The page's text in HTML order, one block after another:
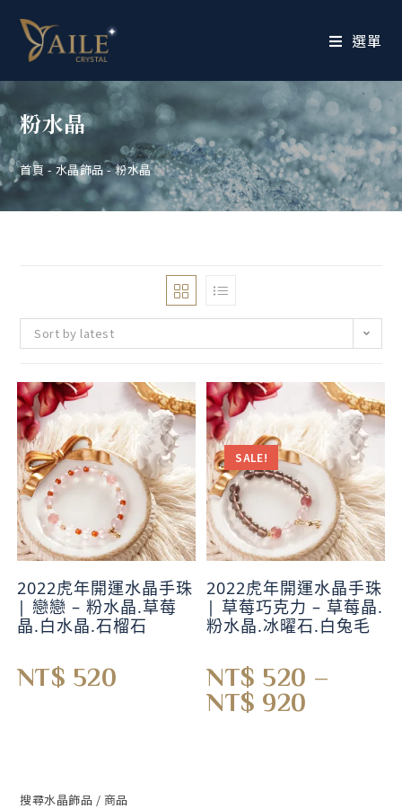
選單
粉水晶
首頁-水晶飾品-粉水晶
Sort by latest
2022虎年開運水晶手珠
| 戀戀 – 粉水晶.草莓
晶.白水晶.石榴石
NT$ 520
SALE!
2022虎年開運水晶手珠
| 草莓巧克力 – 草莓晶.
粉水晶.冰曜石.白兔毛
NT$ 520 –
NT$ 920
搜尋水晶飾品 / 商品